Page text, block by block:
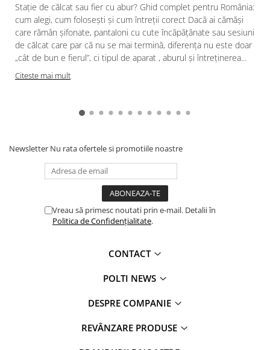
Stație de călcat sau fier cu abur? Ghid complet pentru România:
cum alegi, cum folosești și cum întreții corect Dacă ai cămăși
care rămân șifonate, pantaloni cu cute încăpățânate sau sesiuni
de călcat care par că nu se mai termină, diferența nu este doar
„cât de bun e fierul”, ci tipul de aparat , aburul și întreținerea...
Citeste mai mult
Newsletter Nu rata ofertele si promotiile noastre
Vreau să primesc noutati prin e-mail. Detalii în
Politica de Confidențialitate.
CONTACT
POLTI NEWS
DESPRE COMPANIE
REVÂNZARE PRODUSE